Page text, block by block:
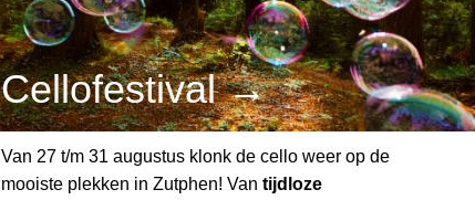
Cellofestival →
Van 27 t/m 31 augustus klonk de cello weer op de
mooiste plekken in Zutphen! Van tijdloze